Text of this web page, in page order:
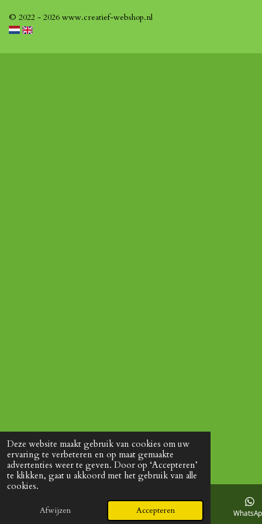
Deze website maakt gebruik van cookies om uw
ervaring te verbeteren en op maat gemaakte
advertenties weer te geven. Door op ‘Accepteren’
te klikken, gaat u akkoord met het gebruik van alle
cookies.
Afwijzen Accepteren
© 2022 - 2026 www.creatief-webshop.nl
E-mailadres Facebook